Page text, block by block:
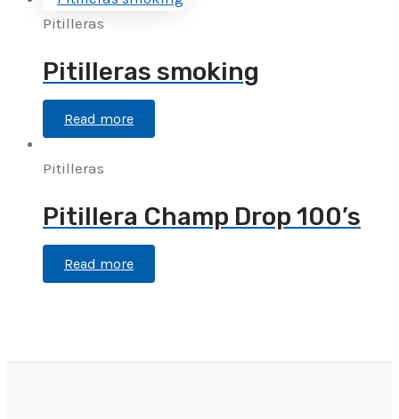
Pitilleras
Pitilleras smoking
Read more
Pitilleras
Pitillera Champ Drop 100’s
Read more